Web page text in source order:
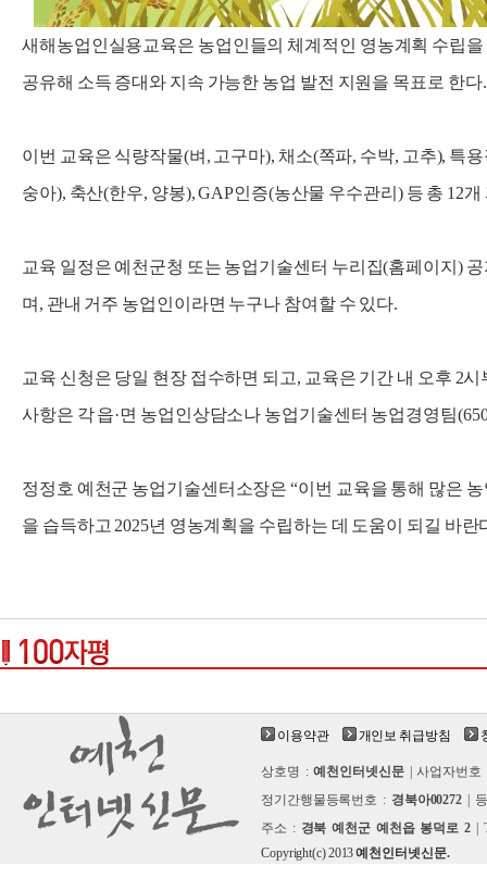
새해농업인실용교육은 농업인들의 체계적인 영농계획 수립
공유해 소득 증대와 지속 가능한 농업 발전 지원을 목표로 한다.
이번 교육은 식량작물(벼, 고구마), 채소(쪽파, 수박, 고추), 특
숭아), 축산(한우, 양봉), GAP인증(농산물 우수관리) 등 총 12
교육 일정은 예천군청 또는 농업기술센터 누리집(홈페이지)
며, 관내 거주 농업인이라면 누구나 참여할 수 있다.
교육 신청은 당일 현장 접수하면 되고, 교육은 기간 내 오후 2
사항은 각 읍·면 농업인상담소나 농업기술센터 농업경영팀
정정호 예천군 농업기술센터소장은 “이번 교육을 통해 많은
을 습득하고 2025년 영농계획을 수립하는 데 도움이 되길 바란
이용약관 개인보 취급방침
상호명 :예천인터넷신문| 사업자번
정기간행물등록번호 : 경북아00272 |
주소 : 경북 예천군 예천읍 봉덕로 2|
Copyright(c) 2013예천인터넷신문.